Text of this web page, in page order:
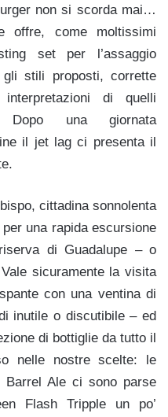
non si scorda mai…
offre, come moltissimi
set per l’assaggio
gli stili proposti, corrette
di quelli
Dopo una giornata
il jet lag ci presenta il
cittadina sonnolenta
una rapida escursione
di Guadalupe – o
sicuramente la visita
con una ventina di
inutile o discutibile – ed
di bottiglie da tutto il
nelle nostre scelte: le
Barrel Ale ci sono parse
Flash Tripple un po’